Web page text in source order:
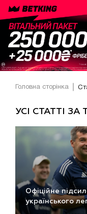
Головна сторінка
УСІ СТАТТІ ЗА
Офіційне
українського